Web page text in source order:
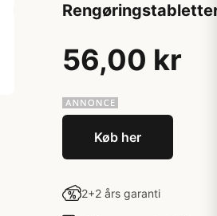
56,00 kr
Køb her
2+2 års garanti